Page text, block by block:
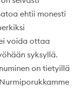
ehtii monesti
voida ottaa
syksyllä.
on tietyillä